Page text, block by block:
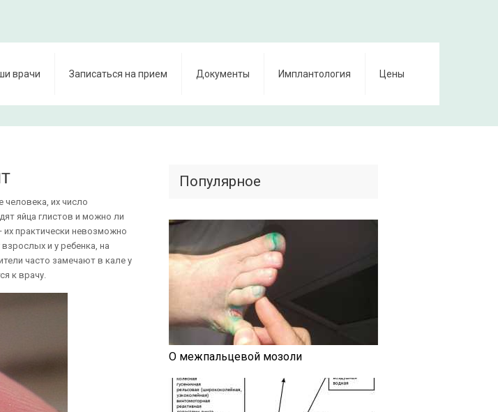
врачи Записаться на прием Документы Имплантология Цены
человека, их число
яйца глистов и можно ли
практически невозможно
и у ребенка, на
часто замечают в кале у
к врачу.
Популярное
О межпальцевой мозоли